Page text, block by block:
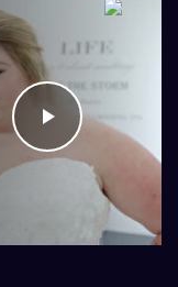
Videoyu
Oynat